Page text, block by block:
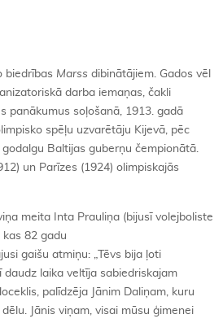
biedrības Marss dibinātājiem. Gados vēl
darba iemaņas, čakli
panākumus soļošanā, 1913. gadā
spēļu uzvarētāju Kijevā, pēc
Baltijas guberņu čempionātā.
un Parīzes (1924) olimpiskajās
meita Inta Prauliņa (bijusī volejboliste
82 gadu
gaišu atmiņu: „Tēvs bija ļoti
daudz laika veltīja sabiedriskajam
palīdzēja Jānim Daliņam, kuru
Jānis viņam, visai mūsu ģimenei